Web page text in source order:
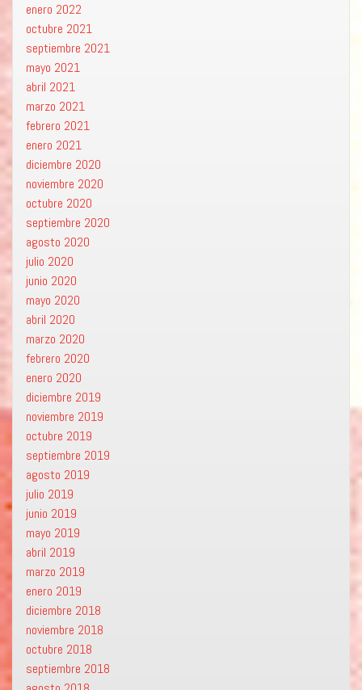
enero 2022
octubre 2021
septiembre 2021
mayo 2021
abril 2021
marzo 2021
febrero 2021
enero 2021
diciembre 2020
noviembre 2020
octubre 2020
septiembre 2020
agosto 2020
julio 2020
junio 2020
mayo 2020
abril 2020
marzo 2020
febrero 2020
enero 2020
diciembre 2019
noviembre 2019
octubre 2019
septiembre 2019
agosto 2019
julio 2019
junio 2019
mayo 2019
abril 2019
marzo 2019
enero 2019
diciembre 2018
noviembre 2018
octubre 2018
septiembre 2018